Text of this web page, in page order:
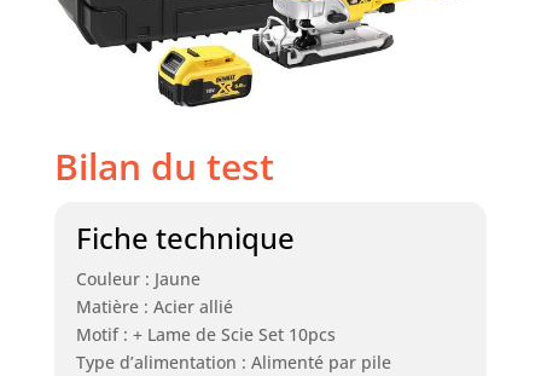
Bilan du test
Fiche technique
Couleur : Jaune
Matière : Acier allié
Motif : + Lame de Scie Set 10pcs
Type d’alimentation : Alimenté par pile